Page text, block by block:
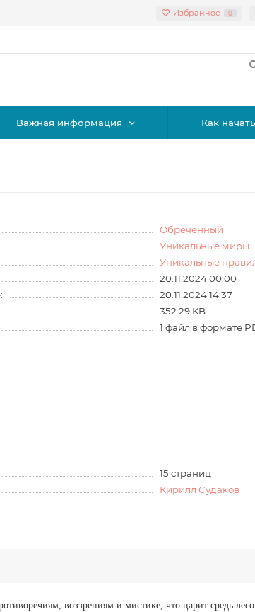
Избранное 0
Важная информация Как
Обречённый
Уникальные миры
Уникальные
20.11.2024 00:00
20.11.2024 14:37
352.29 KB
1 файл в формате
15 страниц
Кирилл Судаков
воззрениям и мистике, что царит средь